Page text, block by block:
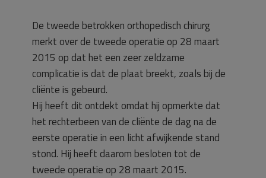
De tweede betrokken orthopedisch chirurg
merkt over de tweede operatie op 28 maart
2015 op dat het een zeer zeldzame
complicatie is dat de plaat breekt, zoals bij de
cliënte is gebeurd.
Hij heeft dit ontdekt omdat hij opmerkte dat
het rechterbeen van de cliënte de dag na de
eerste operatie in een licht afwijkende stand
stond. Hij heeft daarom besloten tot de
tweede operatie op 28 maart 2015.